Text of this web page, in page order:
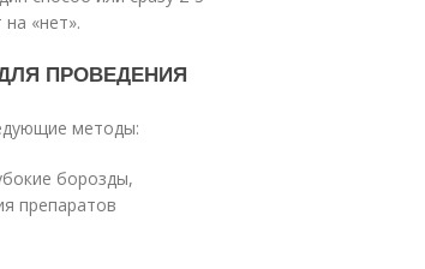
«нет».
ПРОВЕДЕНИЯ
методы:
борозды,
препаратов